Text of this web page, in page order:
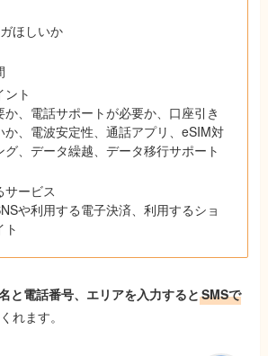
ほしいか
ント
、電話サポートが必要か、口座引き
か、電波安定性、通話アプリ、eSIM対
グ、データ繰越、データ移行サポート
サービス
や利用する電子決済、利用するショ
ト
と電話番号、エリアを入力するとSMSで
れます。